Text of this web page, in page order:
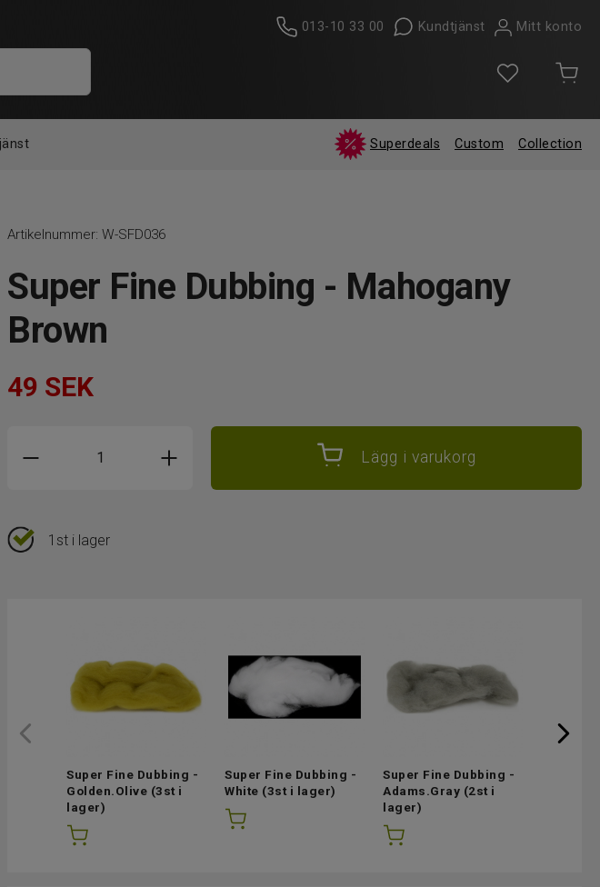
013-10 33 00 Kundtjänst Mitt konto
Superdeals Custom Collection
Artikelnummer: W-SFD036
Super Fine Dubbing - Mahogany
Brown
49 SEK
Lägg i varukorg
1st i lager
Super Fine Dubbing -
Golden.Olive (3st i
lager)
Super Fine Dubbing -
White (3st i lager)
Super Fine Dubbing -
Adams.Gray (2st i
lager)